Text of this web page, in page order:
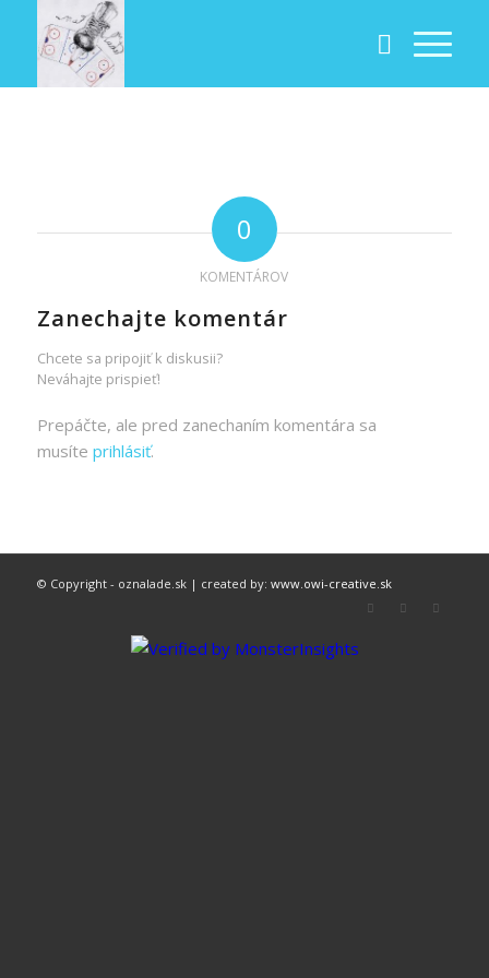
0
KOMENTÁROV
Zanechajte komentár
Chcete sa pripojiť k diskusii?
Neváhajte prispieť!
Prepáčte, ale pred zanechaním komentára sa
musíte prihlásiť.
© Copyright - oznalade.sk | created by: www.owi-creative.sk